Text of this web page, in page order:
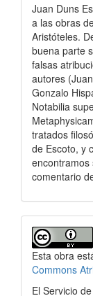
Juan Duns
a las obras
Aristóteles.
buena parte
falsas
autores
Gonzalo
Notabilia
tratados
de Escoto, y
encontramos
comentario
del
artículo
Esta obra
Commons
El Servicio